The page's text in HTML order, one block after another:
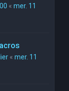
« mer. 11
« mer. 11